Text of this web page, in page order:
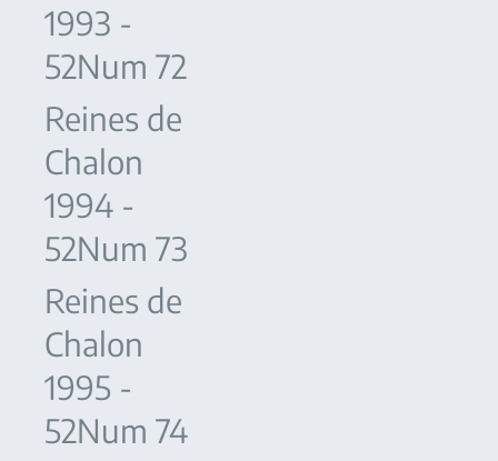
1993 -
52Num 72
Reines de
Chalon
1994 -
52Num 73
Reines de
Chalon
1995 -
52Num 74